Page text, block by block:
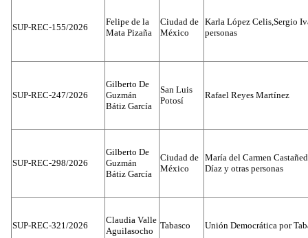
SUP-REC-155/2026
Felipe de la
Mata Pizaña
Ciudad de
México
Karla López Celis,Sergio
personas
SUP-REC-247/2026
Gilberto De
Guzmán
Bátiz García
San Luis
Potosí
Rafael Reyes Martínez
SUP-REC-298/2026
Gilberto De
Guzmán
Bátiz García
Ciudad de
México
María del Carmen
Díaz y otras personas
SUP-REC-321/2026
Claudia Valle
Aguilasocho
Tabasco Unión Democrática por